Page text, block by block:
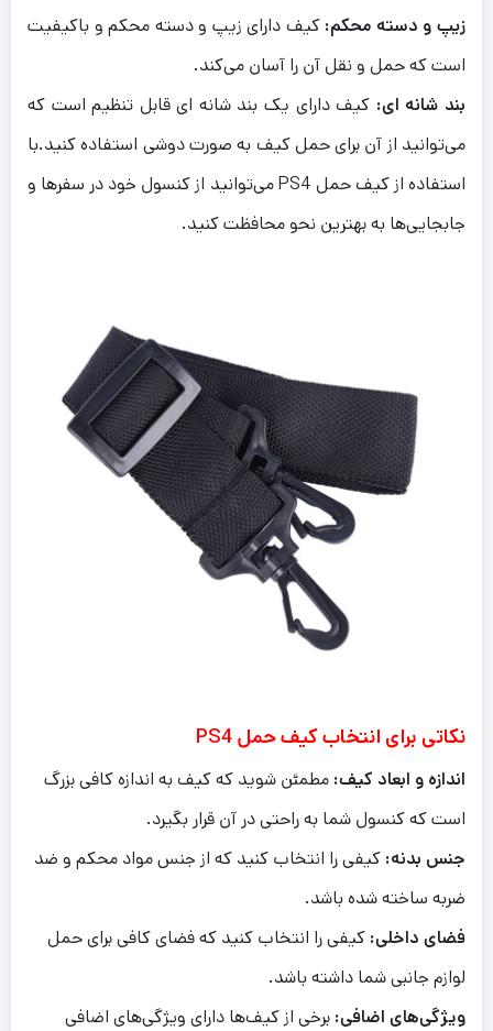
زیپ و دسته محکم: کیف دارای زیپ و دسته محکم و باکیفیت
است که حمل و نقل آن را آسان می‌کند.
بند شانه ای: کیف دارای یک بند شانه ای قابل تنظیم است که
می‌توانید از آن برای حمل کیف به صورت دوشی استفاده کنید.با
استفاده از کیف حمل PS4 می‌توانید از کنسول خود در سفرها و
جابجایی‌ها به بهترین نحو محافظت کنید.
نکاتی برای انتخاب کیف حمل PS4
اندازه و ابعاد کیف: مطمئن شوید که کیف به اندازه کافی بزرگ
است که کنسول شما به راحتی در آن قرار بگیرد.
جنس بدنه: کیفی را انتخاب کنید که از جنس مواد محکم و ضد
ضربه ساخته شده باشد.
فضای داخلی: کیفی را انتخاب کنید که فضای کافی برای حمل
لوازم جانبی شما داشته باشد.
ویژگی‌های اضافی: برخی از کیف‌ها دارای ویژگی‌های اضافی